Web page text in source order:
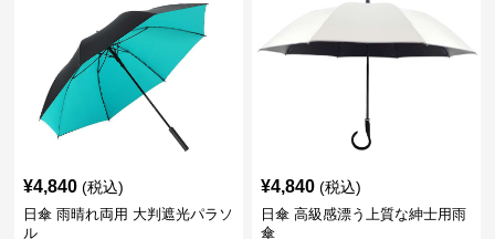
¥4,840 (税込)
日傘 雨晴れ両用 大判遮光パラソ
ル
¥4,840 (税込)
日傘 高級感漂う上質な紳士用雨
傘